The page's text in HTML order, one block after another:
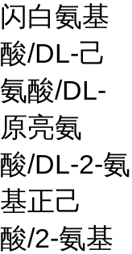
闪白氨基
酸/DL-己
氨酸/DL-
原亮氨
酸/DL-2-氨
基正己
酸/2-氨基